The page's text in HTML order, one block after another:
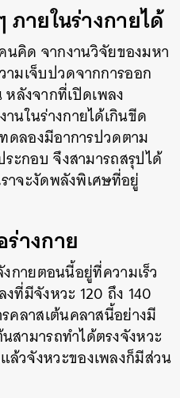
ายในร่างกายได้
คิด จากงานวิจัยของมหา
มเจ็บปวดจากการออก
ลังจากที่เปิดเพลง
นในร่างกายได้เกินขีด
ดลองมีอาการปวดตาม
ะกอบ จึงสามารถสรุปได้
าจะงัดพลังพิเศษที่อยู่
างกาย
ายตอนนี้อยู่ที่ความเร็ว
ที่มีจังหวะ 120 ถึง 140
คลาสเต้นคลาสนี้อย่างมี
ามารถทำได้ตรงจังหวะ
วจังหวะของเพลงก็มีส่วน